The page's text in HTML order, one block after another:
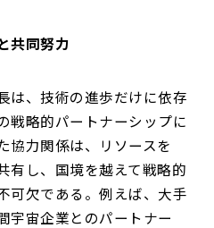
共同努力
は、技術の進歩だけに依存
戦略的パートナーシップに
協力関係は、リソースを
有し、国境を越えて戦略的
可欠である。例えば、大手
宇宙企業とのパートナー